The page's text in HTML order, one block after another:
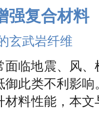
强复合材料
玄武岩纤维
面临地震、风
御此类不利影
材料性能，本